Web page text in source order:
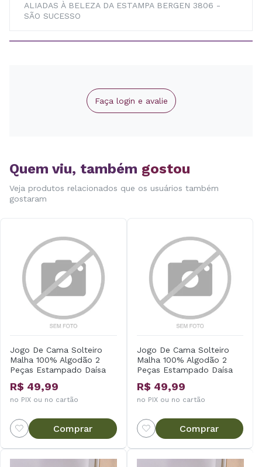
ALIADAS À BELEZA DA ESTAMPA BERGEN 3806 -
SÃO SUCESSO
Faça login e avalie
Quem viu, também gostou
Veja produtos relacionados que os usuários também
gostaram
Jogo De Cama Solteiro
Malha 100% Algodão 2
Peças Estampado Daísa
R$ 49,99
no PIX ou no cartão
Comprar
Jogo De Cama Solteiro
Malha 100% Algodão 2
Peças Estampado Daísa
R$ 49,99
no PIX ou no cartão
Comprar